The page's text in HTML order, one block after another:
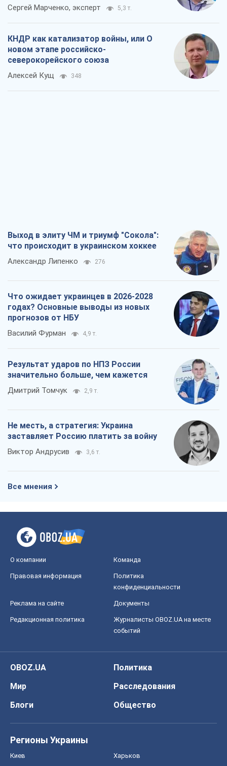
Сергей Марченко, эксперт 5,3 т.
КНДР как катализатор войны, или О
новом этапе российско-
северокорейского союза
Алексей Кущ 348
Выход в элиту ЧМ и триумф "Сокола":
что происходит в украинском хоккее
Александр Липенко 276
Что ожидает украинцев в 2026-2028
годах? Основные выводы из новых
прогнозов от НБУ
Василий Фурман 4,9 т.
Результат ударов по НПЗ России
значительно больше, чем кажется
Дмитрий Томчук 2,9 т.
Не месть, а стратегия: Украина
заставляет Россию платить за войну
Виктор Андрусив 3,6 т.
Все мнения
О компании Команда
Правовая информация
Политика
конфиденциальности
Реклама на сайте Документы
Редакционная политика
Журналисты OBOZ.UA на месте
событий
OBOZ.UA
Политика
Мир
Расследования
Блоги
Общество
Регионы Украины
Киев Харьков